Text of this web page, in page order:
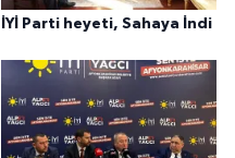
İYİ Parti heyeti, Sahaya İndi